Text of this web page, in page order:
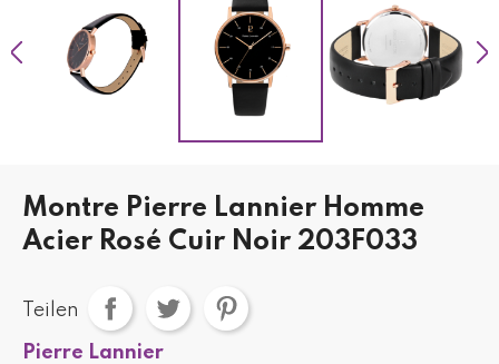
Montre Pierre Lannier Homme
Acier Rosé Cuir Noir 203F033
Teilen
Pierre Lannier